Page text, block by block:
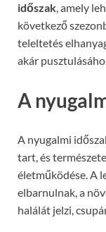
időszak, amely
következő
teleltetés
akár
A
A nyugalmi
tart, és
életműködése. A
elbarnulnak, a
halálát jelzi,